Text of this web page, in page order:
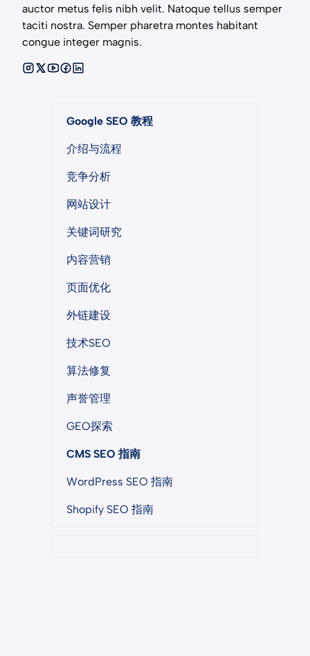
auctor metus felis nibh velit. Natoque tellus semper
taciti nostra. Semper pharetra montes habitant
congue integer magnis.
Google SEO 教程
介绍与流程
竞争分析
网站设计
关键词研究
内容营销
页面优化
外链建设
技术SEO
算法修复
声誉管理
GEO探索
CMS SEO 指南
WordPress SEO 指南
Shopify SEO 指南